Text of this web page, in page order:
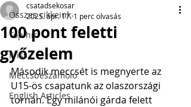
Összes cikkeink
Top hír
Friss
Meccsbeszámoló
English Articles
100 pont feletti
győzelem
csatadsekosar
2025. ápr. 17. 1 perc olvasás
Második meccsét is megnyerte az
U15-ös csapatunk az olaszországi
tornán. Egy milánói gárda felett